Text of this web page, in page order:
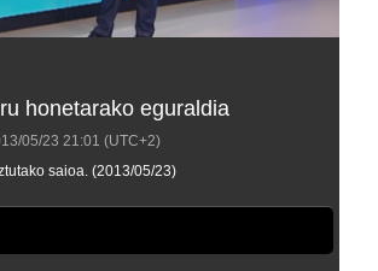
honetarako eguraldia
05/23 21:01 (UTC+2)
saioa. (2013/05/23)